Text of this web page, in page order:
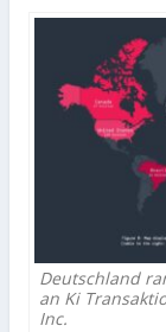
Deutschland
an Ki
Inc.